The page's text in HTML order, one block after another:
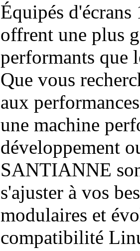
Équipés
offrent une plus
performants que
Que vous
aux
une machine
développement
SANTIANNE
s'ajuster à vos
modulaires et
compatibilité